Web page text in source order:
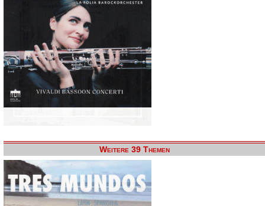
Weitere 39 Themen